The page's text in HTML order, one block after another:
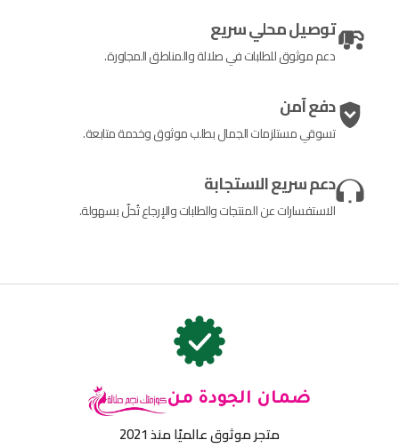
توصيل محلي سريع
دعم موثوق للطلبات في صلالة والمناطق المجاورة.
دفع آمن
تسوقي مستلزمات الجمال بطلب موثوق وخدمة متابعة.
دعم سريع الاستجابة
الاستفسارات عن المنتجات والطلبات والإرجاع تُحلّ بسهولة.
ضمان الجودة من
متجر موثوق عالميًا منذ 2021